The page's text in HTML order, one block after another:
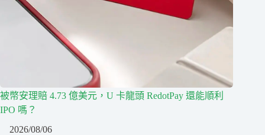
被幣安理賠 4.73 億美元，U 卡龍頭 RedotPay 還能順利
IPO 嗎？
2026/08/06